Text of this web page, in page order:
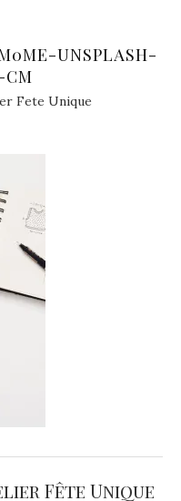
UNSPLASH-
CM
Fete Unique
Fête Unique